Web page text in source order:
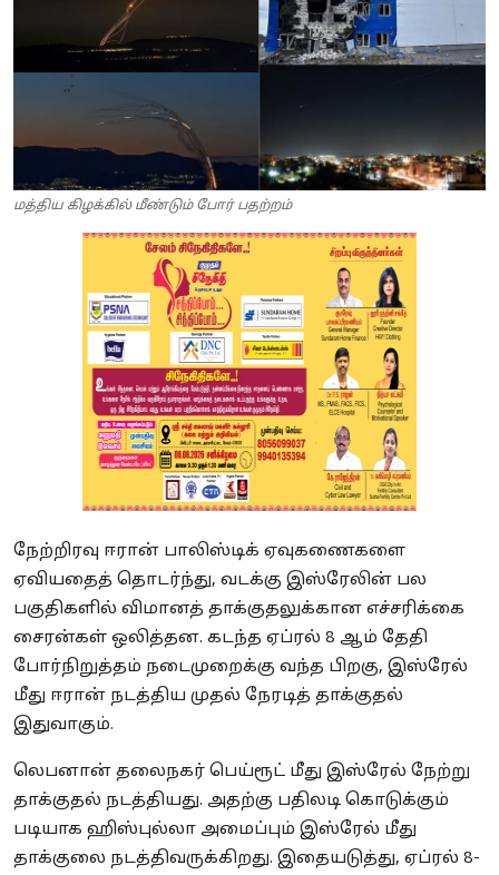
மத்திய கிழக்கில் மீண்டும் போர் பதற்றம்
நேற்றிரவு ஈரான் பாலிஸ்டிக் ஏவுகணைகளை
ஏவியதைத் தொடர்ந்து, வடக்கு இஸ்ரேலின் பல
பகுதிகளில் விமானத் தாக்குதலுக்கான எச்சரிக்கை
சைரன்கள் ஒலித்தன. கடந்த ஏப்ரல் 8 ஆம் தேதி
போர்நிறுத்தம் நடைமுறைக்கு வந்த பிறகு, இஸ்ரேல்
மீது ஈரான் நடத்திய முதல் நேரடித் தாக்குதல்
இதுவாகும்.
லெபனான் தலைநகர் பெய்ரூட் மீது இஸ்ரேல் நேற்று
தாக்குதல் நடத்தியது. அதற்கு பதிலடி கொடுக்கும்
படியாக ஹிஸ்புல்லா அமைப்பும் இஸ்ரேல் மீது
தாக்குலை நடத்திவருக்கிறது. இதையடுத்து, ஏப்ரல் 8-